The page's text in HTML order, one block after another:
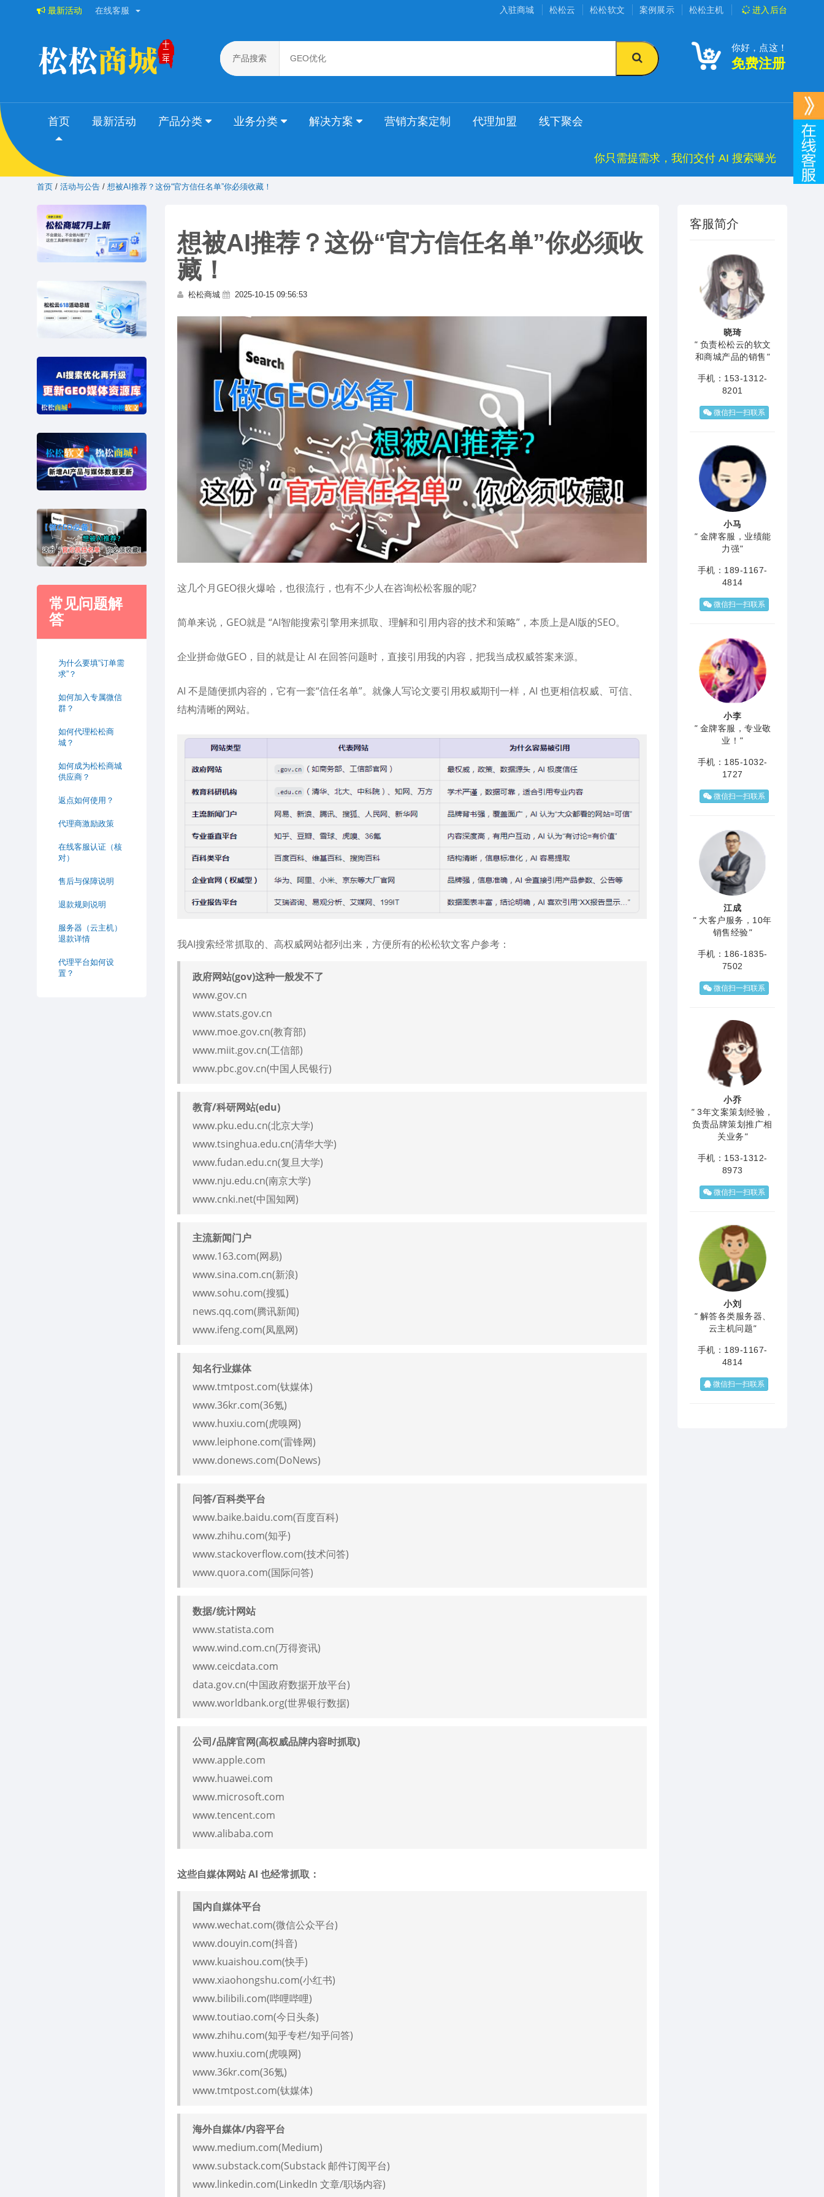
入驻商城 松松云 松松软文 案例展示 松松主机 进入 后台
最新活动 在线客服
产品搜索
你好，点这！
免费注册
首页 最新活动 产品分类 业务分类 解决方案 营销方案定制 代理加盟 线下聚会
你只需提需求，我们交付 AI 搜索曝光
首页 / 活动与公告 / 想被AI推荐？这份“官方信任名单”你必须收藏！
常见问题解
答
为什么要填“订单需
求”？
如何加入专属微信
群？
如何代理松松商
城？
如何成为松松商城
供应商？
返点如何使用？
代理商激励政策
在线客服认证（核
对）
售后与保障说明
退款规则说明
服务器（云主机）
退款详情
代理平台如何设
置？
想被AI推荐？这份“官方信任名单”你必须收
藏！
松松商城 2025-10-15 09:56:53
这几个月GEO很火爆哈，也很流行，也有不少人在咨询松松客服的呢?
简单来说，GEO就是 “AI智能搜索引擎用来抓取、理解和引用内容的技术和策略”，本质上是AI版的SEO。
企业拼命做GEO，目的就是让 AI 在回答问题时，直接引用我的内容，把我当成权威答案来源。
AI 不是随便抓内容的，它有一套“信任名单”。就像人写论文要引用权威期刊一样，AI 也更相信权威、可信、
结构清晰的网站。
我AI搜索经常抓取的、高权威网站都列出来，方便所有的松松软文客户参考：
政府网站(gov)这种一般发不了
www.gov.cn
www.stats.gov.cn
www.moe.gov.cn(教育部)
www.miit.gov.cn(工信部)
www.pbc.gov.cn(中国人民银行)
教育/科研网站(edu)
www.pku.edu.cn(北京大学)
www.tsinghua.edu.cn(清华大学)
www.fudan.edu.cn(复旦大学)
www.nju.edu.cn(南京大学)
www.cnki.net(中国知网)
主流新闻门户
www.163.com(网易)
www.sina.com.cn(新浪)
www.sohu.com(搜狐)
news.qq.com(腾讯新闻)
www.ifeng.com(凤凰网)
知名行业媒体
www.tmtpost.com(钛媒体)
www.36kr.com(36氪)
www.huxiu.com(虎嗅网)
www.leiphone.com(雷锋网)
www.donews.com(DoNews)
问答/百科类平台
www.baike.baidu.com(百度百科)
www.zhihu.com(知乎)
www.stackoverflow.com(技术问答)
www.quora.com(国际问答)
数据/统计网站
www.statista.com
www.wind.com.cn(万得资讯)
www.ceicdata.com
data.gov.cn(中国政府数据开放平台)
www.worldbank.org(世界银行数据)
公司/品牌官网(高权威品牌内容时抓取)
www.apple.com
www.huawei.com
www.microsoft.com
www.tencent.com
www.alibaba.com
这些自媒体网站 AI 也经常抓取：
国内自媒体平台
www.wechat.com(微信公众平台)
www.douyin.com(抖音)
www.kuaishou.com(快手)
www.xiaohongshu.com(小红书)
www.bilibili.com(哔哩哔哩)
www.toutiao.com(今日头条)
www.zhihu.com(知乎专栏/知乎问答)
www.huxiu.com(虎嗅网)
www.36kr.com(36氪)
www.tmtpost.com(钛媒体)
海外自媒体/内容平台
www.medium.com(Medium)
www.substack.com(Substack 邮件订阅平台)
www.linkedin.com(LinkedIn 文章/职场内容)
客服简介
晓琦
"负责松松云的软文
和商城产品的销售"
手机：153-1312-
8201
微信扫一扫联系
小马
"金牌客服，业绩能
力强"
手机：189-1167-
4814
微信扫一扫联系
小李
"金牌客服，专业敬
业！ "
手机：185-1032-
1727
微信扫一扫联系
江成
"大客户服务，10年
销售经验"
手机：186-1835-
7502
微信扫一扫联系
小乔
"3年文案策划经验，
负责品牌策划推广相
关业务"
手机：153-1312-
8973
微信扫一扫联系
小刘
"解答各类服务器、
云主机问题"
手机：189-1167-
4814
微信扫一扫联系